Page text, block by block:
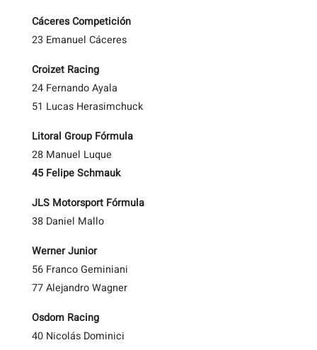
Cáceres Competición
23 Emanuel Cáceres
Croizet Racing
24 Fernando Ayala
51 Lucas Herasimchuck
Litoral Group Fórmula
28 Manuel Luque
45 Felipe Schmauk
JLS Motorsport Fórmula
38 Daniel Mallo
Werner Junior
56 Franco Geminiani
77 Alejandro Wagner
Osdom Racing
40 Nicolás Dominici